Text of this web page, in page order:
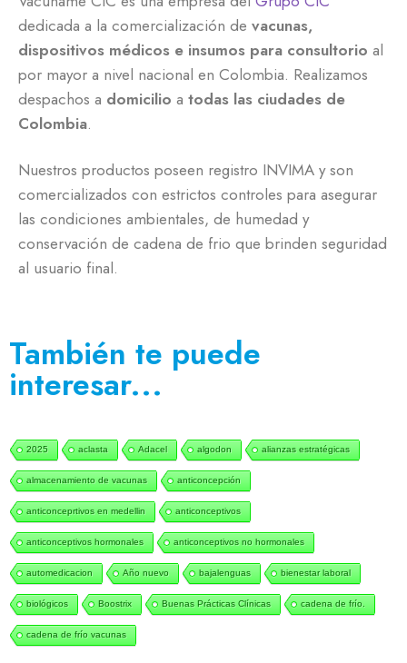
dedicada a la comercialización de vacunas,
dispositivos médicos e insumos para consultorio al
por mayor a nivel nacional en Colombia. Realizamos
despachos a domicilio a todas las ciudades de
Colombia.
Nuestros productos poseen registro INVIMA y son
comercializados con estrictos controles para asegurar
las condiciones ambientales, de humedad y
conservación de cadena de frio que brinden seguridad
al usuario final.
También te puede
interesar...
2025 aclasta Adacel algodon alianzas estratégicas
almacenamiento de vacunas anticoncepción
anticonceprtivos en medellin anticonceptivos
anticonceptivos hormonales anticonceptivos no hormonales
automedicacion Año nuevo bajalenguas bienestar laboral
biológicos Boostrix Buenas Prácticas Clínicas cadena de frío.
cadena de frío vacunas